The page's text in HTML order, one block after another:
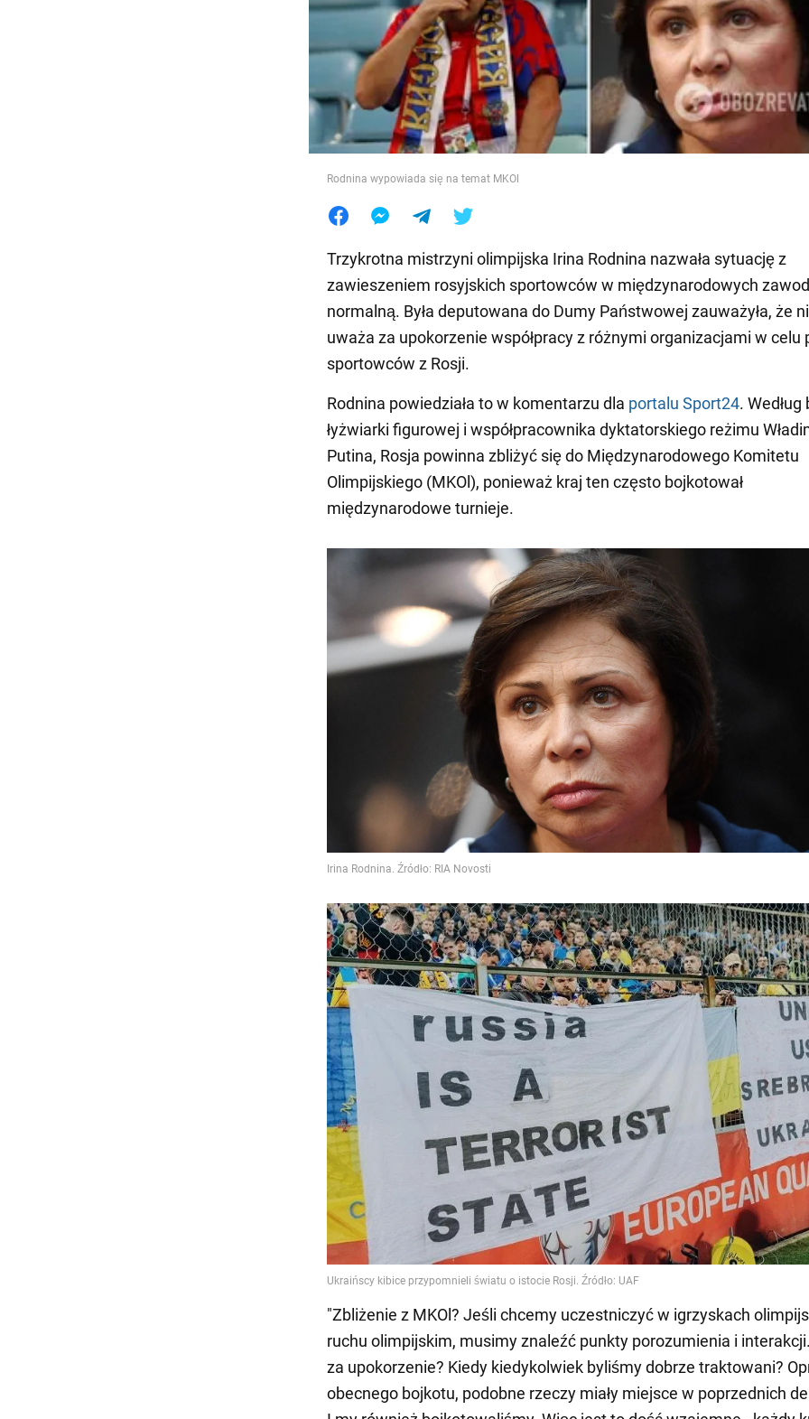
Jedzenie
Rodnina wypowiada się na temat MKOl
Trzykrotna mistrzyni olimpijska Irina Rodnina nazwała sytuację z
zawieszeniem rosyjskich sportowców w międzynarodowych
normalną. Była deputowana do Dumy Państwowej zauważyła, że
uważa za upokorzenie współpracy z różnymi organizacjami w celu
sportowców z Rosji.
Rodnina powiedziała to w komentarzu dla portalu Sport24. Według
łyżwiarki figurowej i współpracownika dyktatorskiego reżimu
Putina, Rosja powinna zbliżyć się do Międzynarodowego Komitetu
Olimpijskiego (MKOl), ponieważ kraj ten często bojkotował
międzynarodowe turnieje.
"Zbliżenie z MKOl? Jeśli chcemy uczestniczyć w igrzyskach
ruchu olimpijskim, musimy znaleźć punkty porozumienia i
za upokorzenie? Kiedy kiedykolwiek byliśmy dobrze traktowani?
obecnego bojkotu, podobne rzeczy miały miejsce w poprzednich